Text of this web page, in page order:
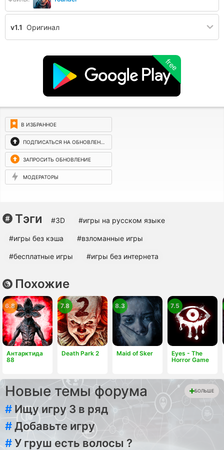
v1.1 Оригинал
free
В ИЗБРАННОЕ
ПОДПИСАТЬСЯ НА ОБНОВЛЕНИЯ
ЗАПРОСИТЬ ОБНОВЛЕНИЕ
МОДЕРАТОРЫ
Тэги #3D #игры на русском языке
#игры без кэша #взломанные игры
#бесплатные игры #игры без интернета
Похожие
Антарктида
88
6.8
Death Park 2
7.8
Maid of Sker
8.3
Eyes - The
Horror Game
7.5
Новые темы форума БОЛЬШЕ
# Ищу игру 3 в ряд
#Добавьте игру
#У груш есть волосы ?